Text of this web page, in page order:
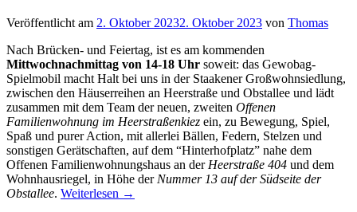
Veröffentlicht am 2. Oktober 20232. Oktober 2023 von Thomas
Nach Brücken- und Feiertag, ist es am kommenden
Mittwochnachmittag von 14-18 Uhr soweit: das Gewobag-
Spielmobil macht Halt bei uns in der Staakener Großwohnsiedlung,
zwischen den Häuserreihen an Heerstraße und Obstallee und lädt
zusammen mit dem Team der neuen, zweiten Offenen
Familienwohnung im Heerstraßenkiez ein, zu Bewegung, Spiel,
Spaß und purer Action, mit allerlei Bällen, Federn, Stelzen und
sonstigen Gerätschaften, auf dem “Hinterhofplatz” nahe dem
Offenen Familienwohnungshaus an der Heerstraße 404 und dem
Wohnhausriegel, in Höhe der Nummer 13 auf der Südseite der
Obstallee. Weiterlesen →